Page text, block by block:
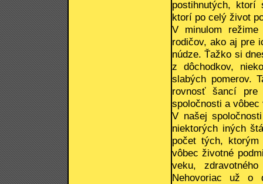
postihnutých, ktorí
ktorí po celý život
V minulom
rodičov, ako aj pre
núdze. Ťažko si
z dôchodkov,
slabých pomerov.
rovnosť šancí
spoločnosti a
V našej
niektorých iných
počet tých,
vôbec životné
veku,
Nehovoriac už o